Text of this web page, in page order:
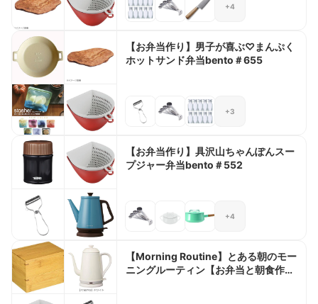
+4
【お弁当作り】男子が喜ぶ♡まんぷく
ホットサンド弁当bento＃655
+3
【お弁当作り】具沢山ちゃんぽんスー
プジャー弁当bento＃552
+4
【Morning Routine】とある朝のモー
ニングルーティン【お弁当と朝食作